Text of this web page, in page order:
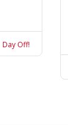
Day Off!